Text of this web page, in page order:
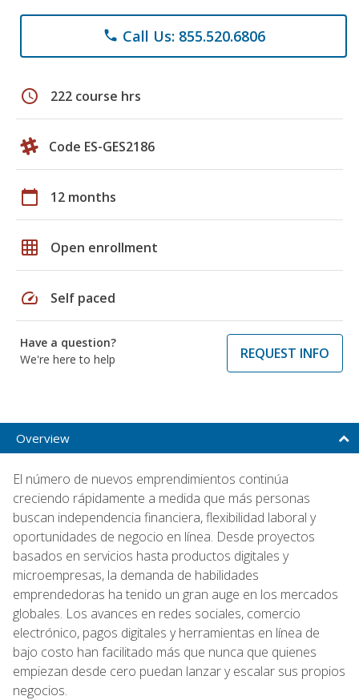
phone Call Us: 855.520.6806
schedule 222 course hrs
Code ES-GES2186
calendar_today 12 months
grid_on Open enrollment
speed Self paced
Have a question?
We're here to help
REQUEST INFO
Overview
El número de nuevos emprendimientos continúa
creciendo rápidamente a medida que más personas
buscan independencia financiera, flexibilidad laboral y
oportunidades de negocio en línea. Desde proyectos
basados en servicios hasta productos digitales y
microempresas, la demanda de habilidades
emprendedoras ha tenido un gran auge en los mercados
globales. Los avances en redes sociales, comercio
electrónico, pagos digitales y herramientas en línea de
bajo costo han facilitado más que nunca que quienes
empiezan desde cero puedan lanzar y escalar sus propios
negocios.